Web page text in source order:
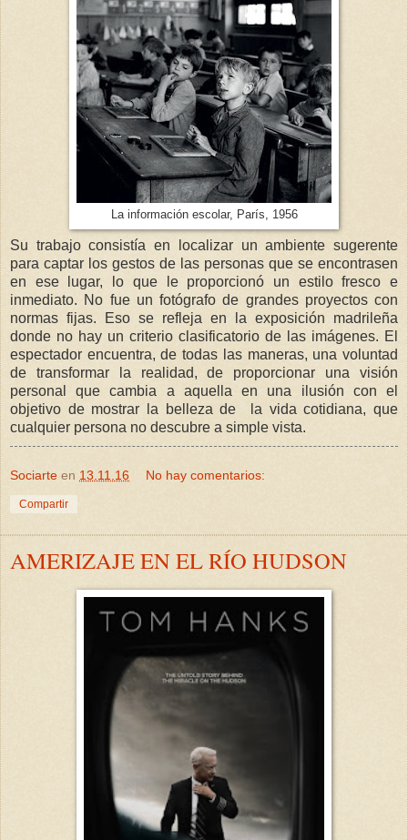
La información escolar, París, 1956
Su trabajo consistía en localizar un ambiente sugerente
para captar los gestos de las personas que se encontrasen
en ese lugar, lo que le proporcionó un estilo fresco e
inmediato. No fue un fotógrafo de grandes proyectos con
normas fijas. Eso se refleja en la exposición madrileña
donde no hay un criterio clasificatorio de las imágenes. El
espectador encuentra, de todas las maneras, una voluntad
de transformar la realidad, de proporcionar una visión
personal que cambia a aquella en una ilusión con el
objetivo de mostrar la belleza de la vida cotidiana, que
cualquier persona no descubre a simple vista.
Sociarte en 13.11.16 No hay comentarios:
Compartir
AMERIZAJE EN EL RÍO HUDSON